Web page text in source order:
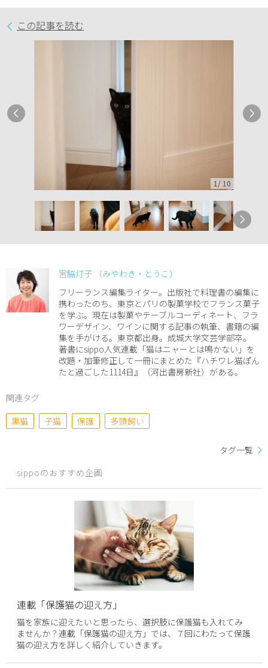
この記事を読む
1 / 10
宮脇灯子 （みやわき・とうこ）
フリーランス編集ライター。出版社で料理書の編集に
携わったのち、東京とパリの製菓学校でフランス菓子
を学ぶ。現在は製菓やテーブルコーディネート、フラ
ワーデザイン、ワインに関する記事の執筆、書籍の編
集を手がける。東京都出身。成城大学文芸学部卒。
著書にsippo人気連載「猫はニャーとは鳴かない」を
改題・加筆修正して一冊にまとめた『ハチワレ猫ぽん
たと過ごした1114日』（河出書房新社）がある。
関連タグ
黒猫
子猫 保護 多頭飼い
タグ一覧
sippoのおすすめ企画
連載「保護猫の迎え方」
猫を家族に迎えたいと思ったら、選択肢に保護猫も入れてみ
ませんか？連載「保護猫の迎え方」では、７回にわたって保護
猫の迎え方を詳しく紹介していきます。